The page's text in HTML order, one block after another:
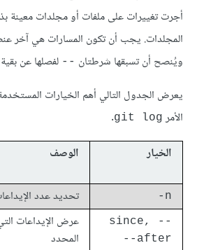
أجرت تغييرات على ملفات أو مجلدات معينة
المجلدات. يجب أن تكون المسارات هي آخر
ويُنصح أن تسبقها شرطتان -- لفصلها عن
يعرض الجدول التالي أهم الخيارات
الأمر git log
.
الخيار
n- تحديد عدد
since, --
after--
عرض الإيداعات
المحدد